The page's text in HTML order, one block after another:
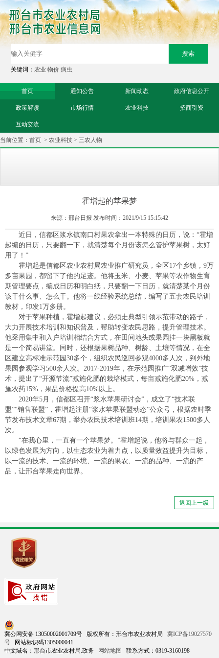
关键词：农业 物价 病虫
首页 通知公告 新闻动态 政府信息公开
政策解读 市场行情 农业科技 招商引资
互动交流
当前位置： 首页 > 农业科技 > 三农人物
霍增起的苹果梦
来源：邢台日报 发布时间：2021/9/15 15:15:42
近日，信都区浆水镇南口村果农拿出一本特殊的日历，说：“霍增
起编的日历，只要翻一下，就清楚每个月份该怎么管护苹果树，太好
用了！”
霍增起是信都区农业农村局农业推广研究员，全区17个乡镇，9万
多亩果园，都留下了他的足迹。他将玉米、小麦、苹果等农作物生育
期管理要点，编成日历和明白纸，只要翻一下日历，就清楚某个月份
该干什么事、怎么干。他将一线经验系统总结，编写了五套农民培训
教材，印发1万多册。
对于苹果种植，霍增起建议，必须走典型引领示范带动的路子，
大力开展技术培训和知识普及，帮助转变农民思路，提升管理技术。
他采用集中和入户培训相结合方式，在田间地头或果园挂一块黑板就
是一个简易讲堂。同时，还根据果树品种、树龄、土壤等情况，在全
区建立高标准示范园30多个，组织农民巡回参观4000多人次，到外地
果园参观学习500余人次。2017-2019年，在示范园推广“双减增效”技
术，提出了“开源节流”减施化肥的栽培模式，每亩减施化肥20%，减
施农药15%，果品价格提高10%以上。
2020年5月，信都区召开“浆水苹果研讨会”，成立了“技术联
盟”“销售联盟”，霍增起注册“浆水苹果联盟动态”公众号，根据农时季
节发布技术文章67期，举办农民技术培训班14期，培训果农1500多人
次。
“在我心里，一直有一个苹果梦。”霍增起说，他将与群众一起，
以绿色发展为方向，以生态农业为着力点，以质量效益提升为目标，
以一流的技术、一流的环境、一流的果农、一流的品种、一流的产
品，让邢台苹果走向世界。
返回上一级
冀公网安备 13050002001709号 版权所有：邢台市农业农村局 冀ICP备19027570
号网站标识码1305000041
中文域名：邢台市农业农村局.政务
网站地图 联系方式：0319-3160198